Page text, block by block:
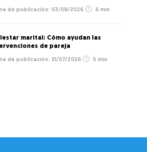
03/08/2026 6 min
marital: Cómo ayudan las
de pareja
31/07/2026 5 min